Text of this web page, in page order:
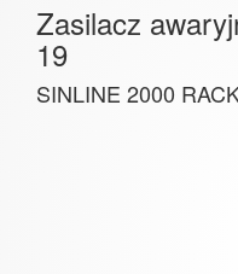
Zasilacz
19
SINLINE 2000